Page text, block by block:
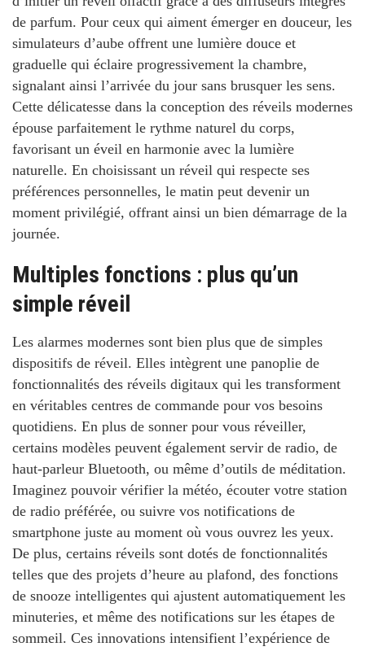
de parfum. Pour ceux qui aiment émerger en douceur, les
simulateurs d’aube offrent une lumière douce et
graduelle qui éclaire progressivement la chambre,
signalant ainsi l’arrivée du jour sans brusquer les sens.
Cette délicatesse dans la conception des réveils modernes
épouse parfaitement le rythme naturel du corps,
favorisant un éveil en harmonie avec la lumière
naturelle. En choisissant un réveil qui respecte ses
préférences personnelles, le matin peut devenir un
moment privilégié, offrant ainsi un bien démarrage de la
journée.
Multiples fonctions : plus qu’un
simple réveil
Les alarmes modernes sont bien plus que de simples
dispositifs de réveil. Elles intègrent une panoplie de
fonctionnalités des réveils digitaux qui les transforment
en véritables centres de commande pour vos besoins
quotidiens. En plus de sonner pour vous réveiller,
certains modèles peuvent également servir de radio, de
haut-parleur Bluetooth, ou même d’outils de méditation.
Imaginez pouvoir vérifier la météo, écouter votre station
de radio préférée, ou suivre vos notifications de
smartphone juste au moment où vous ouvrez les yeux.
De plus, certains réveils sont dotés de fonctionnalités
telles que des projets d’heure au plafond, des fonctions
de snooze intelligentes qui ajustent automatiquement les
minuteries, et même des notifications sur les étapes de
sommeil. Ces innovations intensifient l’expérience de